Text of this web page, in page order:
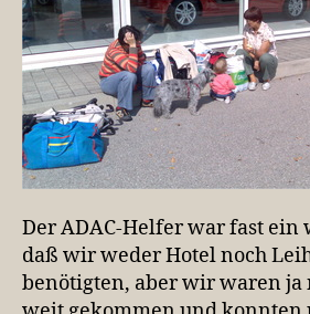
Der ADAC-Helfer war fast ein
daß wir weder Hotel noch
benötigten, aber wir waren ja